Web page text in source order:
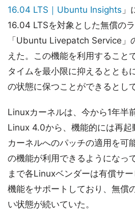
16.04 LTS｜Ubuntu Insights
16.04 LTSを対象とした無償の
「Ubuntu Livepatch Service」
えた。この機能を利用すること
タイムを最小限に抑えるととも
の状態に保つことができるとし
Linuxカーネルは、今から1年半
Linux 4.0から、機能的には再起
カーネルへのパッチの適用を可
の機能が利用できるようになっ
まで各Linuxベンダーは有償サ
機能をサポートしており、無償
い状態が続いていた。